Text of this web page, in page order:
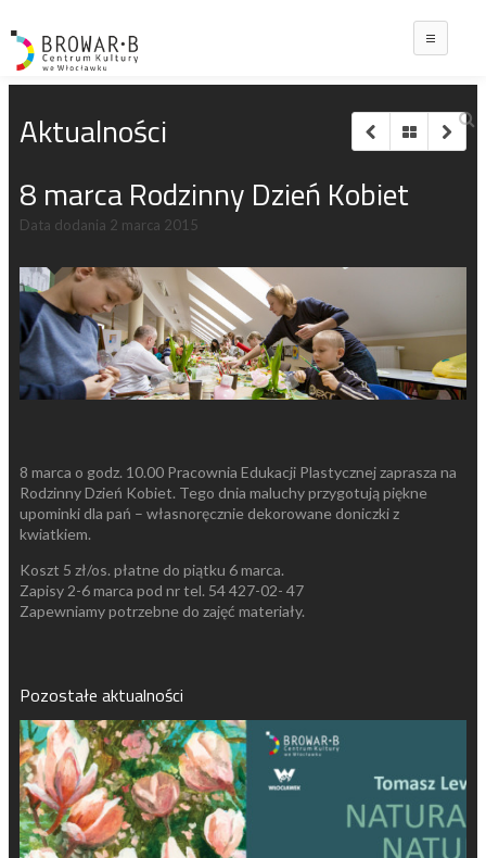
Aktualności
8 marca Rodzinny Dzień Kobiet
Data dodania 2 marca 2015
8 marca o godz. 10.00 Pracownia Edukacji Plastycznej zaprasza na
Rodzinny Dzień Kobiet. Tego dnia maluchy przygotują piękne
upominki dla pań – własnoręcznie dekorowane doniczki z
kwiatkiem.
Koszt 5 zł/os. płatne do piątku 6 marca.
Zapisy 2-6 marca pod nr tel. 54 427-02- 47
Zapewniamy potrzebne do zajęć materiały.
Pozostałe aktualności